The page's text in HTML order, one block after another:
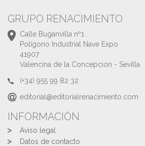
GRUPO RENACIMIENTO
Calle Buganvilla nº1
Polígono Industrial Nave Expo
41907
Valencina de la Concepción - Sevilla
(+34) 955 99 82 32
editorial@editorialrenacimiento.com
INFORMACIÓN
Aviso legal
Datos de contacto